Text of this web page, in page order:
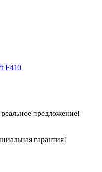
предложение!
гарантия!